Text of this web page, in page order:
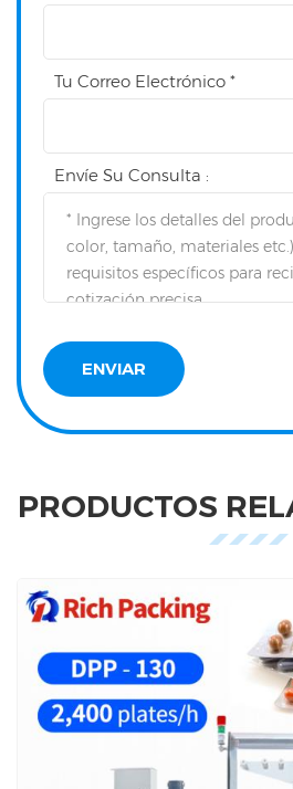
Tu Correo Electrónico *
Envíe Su Consulta :
PRODUCTOS